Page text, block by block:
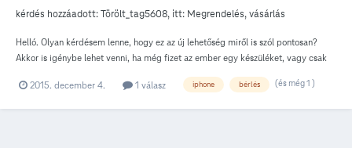
kérdés hozzáadott:Törölt_tag5608, itt: Megrendelés, vásárlás
Helló. Olyan kérdésem lenne, hogy ez az új lehetőség miről is szól pontosan?
Akkor is igénybe lehet venni, ha még fizet az ember egy készüléket, vagy csak
kell még külön fizetni az adott meglevő előfizetés díját?
2015. december 4. 1 válasz iphone bérlés (és még 1 )